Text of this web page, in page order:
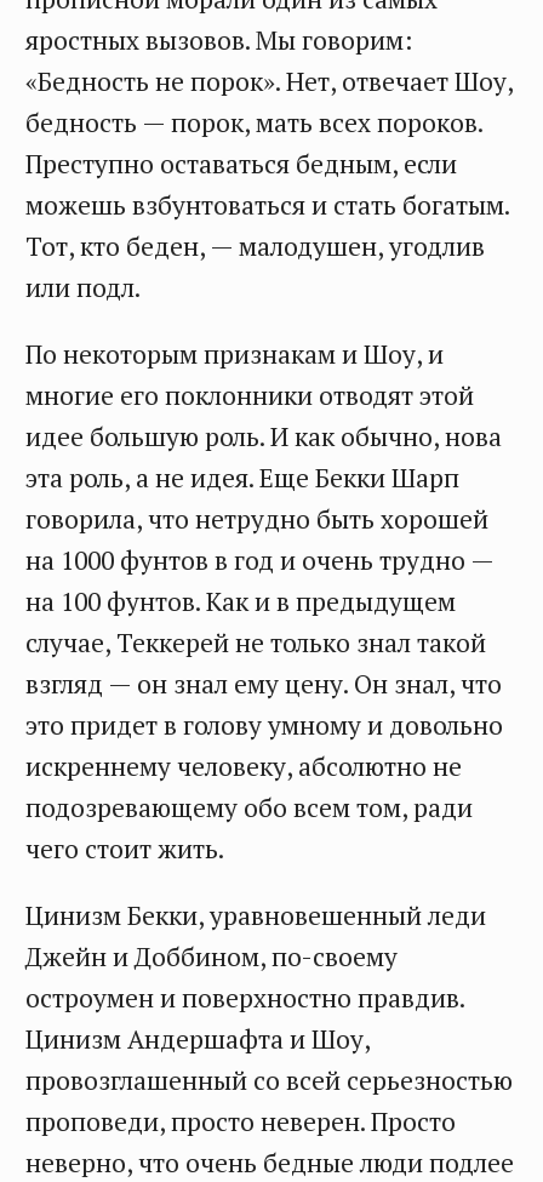
яростных вызовов. Мы говорим:
«Бедность не порок». Нет, отвечает Шоу,
бедность — порок, мать всех пороков.
Преступно оставаться бедным, если
можешь взбунтоваться и стать богатым.
Тот, кто беден, — малодушен, угодлив
или подл.
По некоторым признакам и Шоу, и
многие его поклонники отводят этой
идее большую роль. И как обычно, нова
эта роль, а не идея. Еще Бекки Шарп
говорила, что нетрудно быть хорошей
на 1000 фунтов в год и очень трудно —
на 100 фунтов. Как и в предыдущем
случае, Теккерей не только знал такой
взгляд — он знал ему цену. Он знал, что
это придет в голову умному и довольно
искреннему человеку, абсолютно не
подозревающему обо всем том, ради
чего стоит жить.
Цинизм Бекки, уравновешенный леди
Джейн и Доббином, по-своему
остроумен и поверхностно правдив.
Цинизм Андершафта и Шоу,
провозглашенный со всей серьезностью
проповеди, просто неверен. Просто
неверно, что очень бедные люди подлее